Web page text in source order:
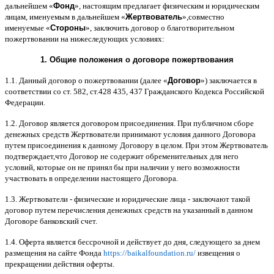
дальнейшем «Фонд», настоящим предлагает физическим и юридическим
лицам именуемым в дальнейшем «Жертвователь», совместно
именуемые «Стороны», заключить договор o благотворительном
пожертвовании на нижеследующих условиях:
1. Общие положения o договоре пожертвования
1.1. Данный договор о пожертвовании (далее «Договор») заключается в
соответствии со ст. 582, ст.428 435, 437 Гражданского Кодекса Российской
Федерации
1.2. Договор является договором присоединения При публичном сборе
денежных средств Жертвователи принимают условия данного Договора
путем присоединения к данному Договору в целом При этом Жертвователь
подтверждает,что Договор не содержит обременительных для него
условий которые он не принял бы при наличии у него возможности
участвовать в определении настоящего Договора
1.3. Жертвователи - физические и юридические лица - заключают такой
договор путем перечисления денежных средств на указанный в данном
Договоре банковский счет.
1.4. Оферта является бессрочной и действует до дня следующего за днем
размещения на сайте Фонда https://baikalfoundation.ru/ извещения о
прекращении действия оферты